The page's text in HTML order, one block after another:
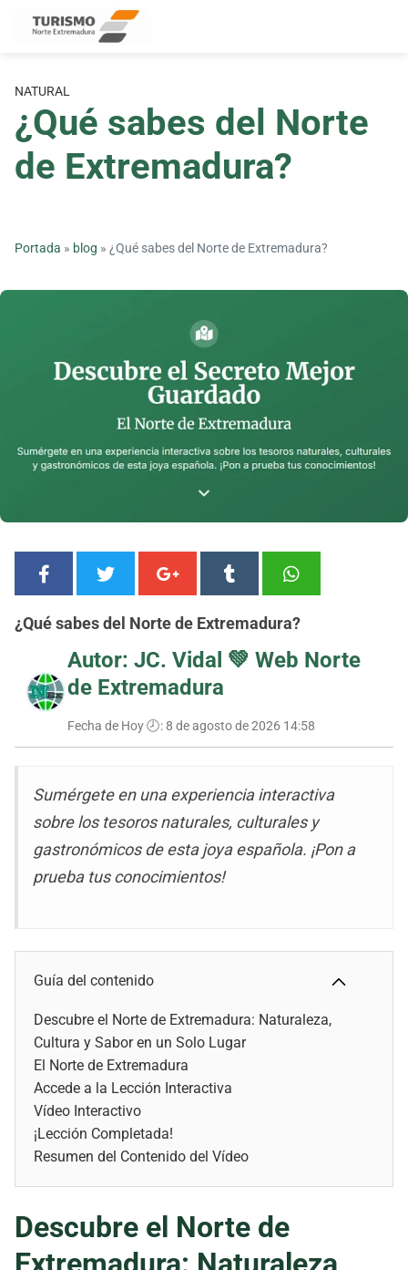
NATURAL
¿Qué sabes del Norte
de Extremadura?
Portada » blog » ¿Qué sabes del Norte de Extremadura?
¿Qué sabes del Norte de Extremadura?
Autor: JC. Vidal 💚 Web Norte
de Extremadura
Fecha de Hoy 🕗:8 de agosto de 2026 14:58
Sumérgete en una experiencia interactiva
sobre los tesoros naturales, culturales y
gastronómicos de esta joya española. ¡Pon a
prueba tus conocimientos!
Guía del contenido
Descubre el Norte de Extremadura: Naturaleza,
Cultura y Sabor en un Solo Lugar
El Norte de Extremadura
Accede a la Lección Interactiva
Vídeo Interactivo
¡Lección Completada!
Resumen del Contenido del Vídeo
Descubre el Norte de